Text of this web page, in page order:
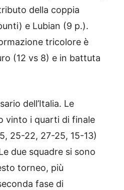
della coppia
e Lubian (9 p.).
tricolore è
(12 vs 8) e in battuta
dell’Italia. Le
vinto i quarti di finale
25-22, 27-25, 15-13)
due squadre si sono
torneo, più
fase di